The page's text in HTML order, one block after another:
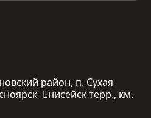
район, п. Сухая
Енисейск терр., км.